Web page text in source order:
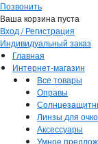
Позвонить
Ваша корзина пуста
Вход / Регистрация
Индивидуальный заказ
Главная
Интернет-магазин
Все товары
Оправы
Линзы для
Аксессуары
Умное